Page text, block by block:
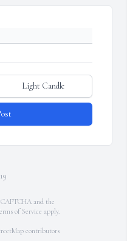
Light Candle
and the
of Service apply.
contributors